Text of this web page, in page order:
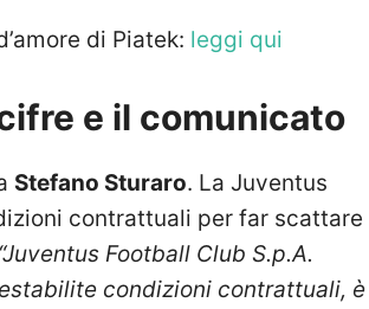
di Piatek: leggi qui
e il comunicato
Stefano Sturaro. La Juventus
contrattuali per far scattare
“Juventus Football Club S.p.A.
condizioni contrattuali, è